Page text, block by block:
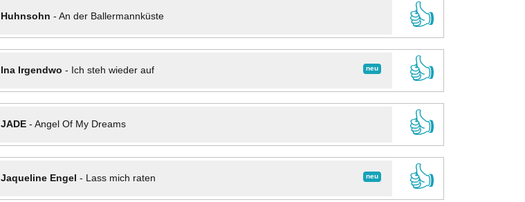
Huhnsohn - An der Ballermannküste
👍
neu
Ina Irgendwo - Ich steh wieder auf
👍
JADE- Angel Of My Dreams
👍
neu
Jaqueline Engel - Lass mich raten
👍